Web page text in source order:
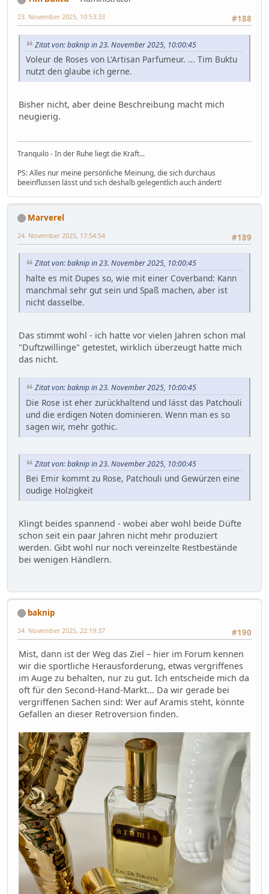
#188
23. November 2025, 10:53:33
Zitat von: baknip in 23. November 2025, 10:00:45
Voleur de Roses von L'Artisan Parfumeur. ... Tim Buktu
nutzt den glaube ich gerne.
Bisher nicht, aber deine Beschreibung macht mich
neugierig.
Tranquilo - In der Ruhe liegt die Kraft...
PS: Alles nur meine persönliche Meinung, die sich durchaus
beeinflussen lässt und sich deshalb gelegentlich auch ändert!
Marverel
#189
24. November 2025, 17:54:54
Zitat von: baknip in 23. November 2025, 10:00:45
halte es mit Dupes so, wie mit einer Coverband: Kann
manchmal sehr gut sein und Spaß machen, aber ist
nicht dasselbe.
Das stimmt wohl - ich hatte vor vielen Jahren schon mal
"Duftzwillinge" getestet, wirklich überzeugt hatte mich
das nicht.
Zitat von: baknip in 23. November 2025, 10:00:45
Die Rose ist eher zurückhaltend und lässt das Patchouli
und die erdigen Noten dominieren. Wenn man es so
sagen wir, mehr gothic.
Zitat von: baknip in 23. November 2025, 10:00:45
Bei Emir kommt zu Rose, Patchouli und Gewürzen eine
oudige Holzigkeit
Klingt beides spannend - wobei aber wohl beide Düfte
schon seit ein paar Jahren nicht mehr produziert
werden. Gibt wohl nur noch vereinzelte Restbestände
bei wenigen Händlern.
baknip
#190
24. November 2025, 22:19:37
Mist, dann ist der Weg das Ziel – hier im Forum kennen
wir die sportliche Herausforderung, etwas vergriffenes
im Auge zu behalten, nur zu gut. Ich entscheide mich da
oft für den Second-Hand-Markt... Da wir gerade bei
vergriffenen Sachen sind: Wer auf Aramis steht, könnte
Gefallen an dieser Retroversion finden.